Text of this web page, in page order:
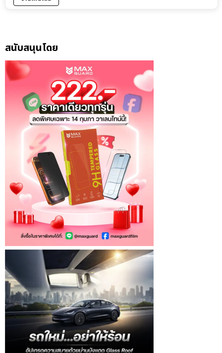
สนับสนุนโดย